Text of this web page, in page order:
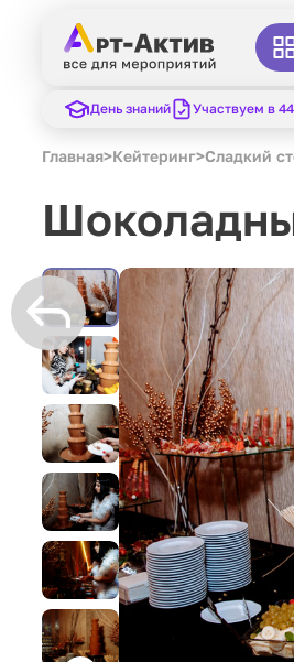
День знаний Участвуем в
Главная>Кейтеринг>Сладкий